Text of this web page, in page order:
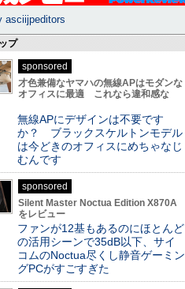
asciijpeditors
プ
sponsored
才色兼備なヤマハの無線APはモダンな
オフィスに最適 これなら違和感な
無線APにデザインは不要です
か？ ブラックスケルトンモデル
は今どきのオフィスにめちゃなじ
むんです
sponsored
Silent Master Noctua Edition X870A
をレビュー
ファンが12基もあるのにほとんど
の活用シーンで35dB以下、サイ
コムのNoctua尽くし静音ゲーミン
グPCがすごすぎた